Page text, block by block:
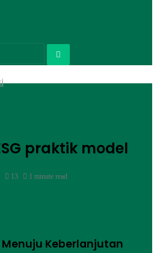
Pencarian
praktik model
13 1 minute read
Keberlanjutan